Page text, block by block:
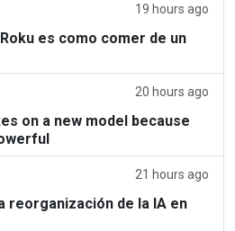
19 hours ago
es como comer de un
20 hours ago
on a new model because
21 hours ago
reorganización de la IA en